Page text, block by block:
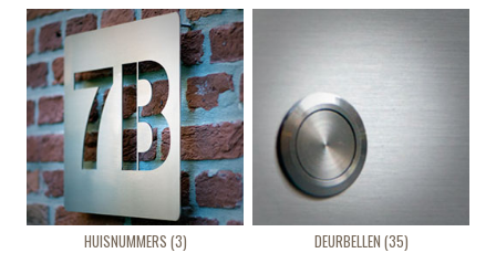
HUISNUMMERS (3) DEURBELLEN (35)